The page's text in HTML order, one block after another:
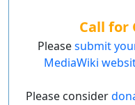
Call for
Pleasesubmit
MediaWiki
Please consider